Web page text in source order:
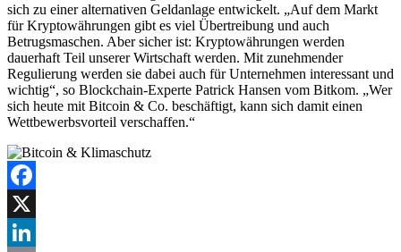
sich zu einer alternativen Geldanlage entwickelt. „Auf dem Markt
für Kryptowährungen gibt es viel Übertreibung und auch
Betrugsmaschen. Aber sicher ist: Kryptowährungen werden
dauerhaft Teil unserer Wirtschaft werden. Mit zunehmender
Regulierung werden sie dabei auch für Unternehmen interessant und
wichtig“, so Blockchain-Experte Patrick Hansen vom Bitkom. „Wer
sich heute mit Bitcoin & Co. beschäftigt, kann sich damit einen
Wettbewerbsvorteil verschaffen.“
Facebook
X